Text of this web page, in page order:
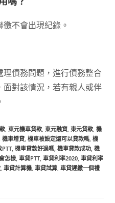
不會出現紀錄。
債務問題，進行債務整合
對該情況，若有親人或伴
東元機車貸款 東元融資 東元貸款 機
機車增貸 機車被設定還可以貸款嗎 機
PTT 機車貸款好過嗎 機車貸款成功 機
怎樣 車貸PTT 車貸利率2020 車貸利率
車貸計算機 車貸試算 車貸遲繳一個禮